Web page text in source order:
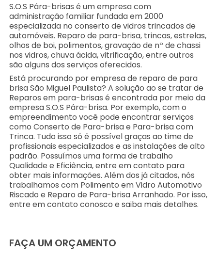
S.O.S Pára-brisas é um empresa com
administração familiar fundada em 2000
especializada no conserto de vidros trincados de
automóveis. Reparo de para-brisa, trincas, estrelas,
olhos de boi, polimentos, gravação de nº de chassi
nos vidros, chuva ácida, vitrificação, entre outros
são alguns dos serviços oferecidos.
Está procurando por empresa de reparo de para
brisa São Miguel Paulista? A solução ao se tratar de
Reparos em para-brisas é encontrada por meio da
empresa S.O.S Pára-brisa. Por exemplo, com o
empreendimento você pode encontrar serviços
como Conserto de Para-brisa e Para-brisa com
Trinca. Tudo isso só é possível graças ao time de
profissionais especializados e as instalações de alto
padrão. Possuímos uma forma de trabalho
Qualidade e Eficiência, entre em contato para
obter mais informações. Além dos já citados, nós
trabalhamos com Polimento em Vidro Automotivo
Riscado e Reparo de Para-brisa Arranhado. Por isso,
entre em contato conosco e saiba mais detalhes.
FAÇA UM ORÇAMENTO